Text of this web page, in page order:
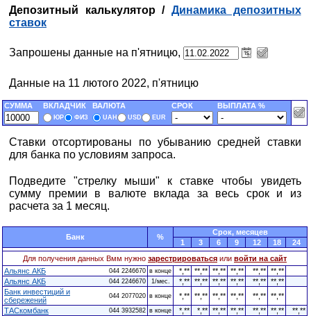
Депозитный калькулятор / Динамика депозитных
ставок
Запрошены данные на п'ятницю,
Данные на 11 лютого 2022, п'ятницю
СУММА ВКЛАДЧИК ВАЛЮТА СРОК ВЫПЛАТА %
ЮР ФИЗ UAH USD EUR
Ставки отсортированы по убыванию средней ставки
для банка по условиям запроса.
Подведите "стрелку мыши" к ставке чтобы увидеть
сумму премии в валюте вклада за весь срок и из
расчета за 1 месяц.
Банк %
Cрок, месяцев
1
3 6 9 12 18
24
Для получения данных Вмм нужно зарестрироваться или войти на сайт
Альянс АКБ
044 2246670 в конце *,** **,** **,** **,** **,** **,**
Альянс АКБ
044 2246670 1/мес. *,** **,** **,** **,** **,** **,**
Банк инвестиций и
сбережений
044 2077020 в конце *,** **,** **,** **,** **,** **,**
ТАСкомбанк
044 3932582 в конце *,** *,** **,** **,** **,** **,**
**,**